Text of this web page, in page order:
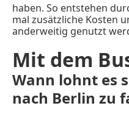
haben. So entstehen
mal zusätzliche Kosten
anderweitig genutzt
Mit dem
Wann lohnt es
nach Berlin zu